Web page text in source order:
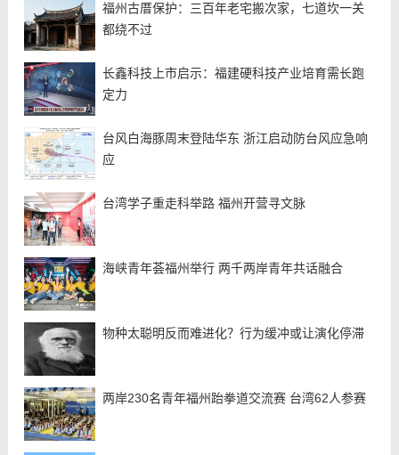
福州古厝保护：三百年老宅搬次家，七道坎一关
都绕不过
长鑫科技上市启示：福建硬科技产业培育需长跑
定力
台风白海豚周末登陆华东 浙江启动防台风应急响
应
台湾学子重走科举路 福州开营寻文脉
海峡青年荟福州举行 两千两岸青年共话融合
物种太聪明反而难进化？行为缓冲或让演化停滞
两岸230名青年福州跆拳道交流赛 台湾62人参赛